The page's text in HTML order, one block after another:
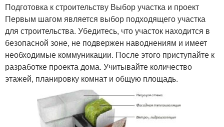
Подготовка к строительству Выбор участка и проект
Первым шагом является выбор подходящего участка
для строительства. Убедитесь, что участок находится в
безопасной зоне, не подвержен наводнениям и имеет
необходимые коммуникации. После этого приступайте к
разработке проекта дома. Учитывайте количество
этажей, планировку комнат и общую площадь.